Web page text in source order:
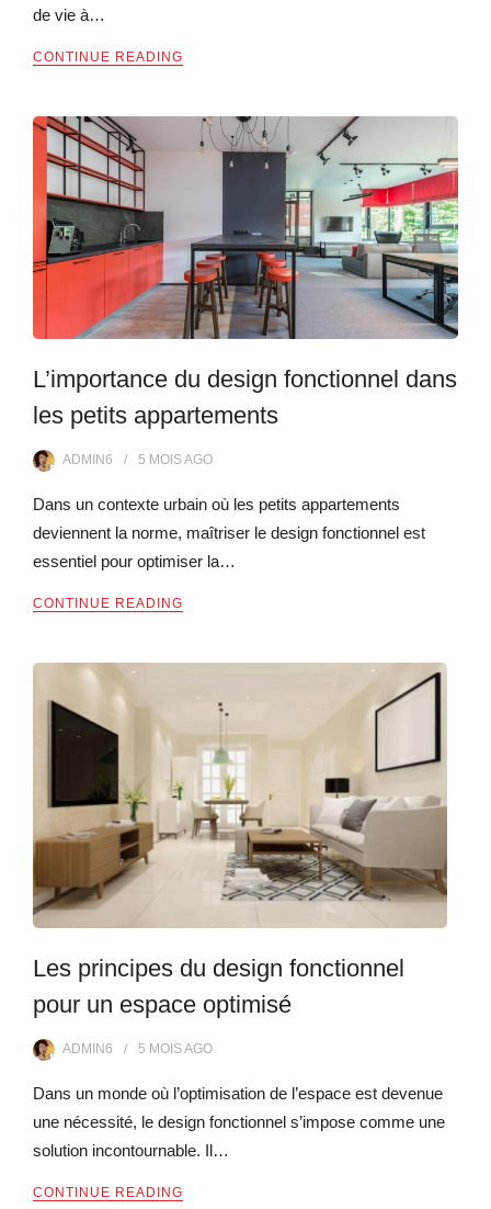
de vie à…
CONTINUE READING
L’importance du design fonctionnel dans
les petits appartements
ADMIN6 5 MOISAGO
Dans un contexte urbain où les petits appartements
deviennent la norme, maîtriser le design fonctionnel est
essentiel pour optimiser la…
CONTINUE READING
Les principes du design fonctionnel
pour un espace optimisé
ADMIN6 5 MOISAGO
Dans un monde où l’optimisation de l’espace est devenue
une nécessité, le design fonctionnel s’impose comme une
solution incontournable. Il…
CONTINUE READING